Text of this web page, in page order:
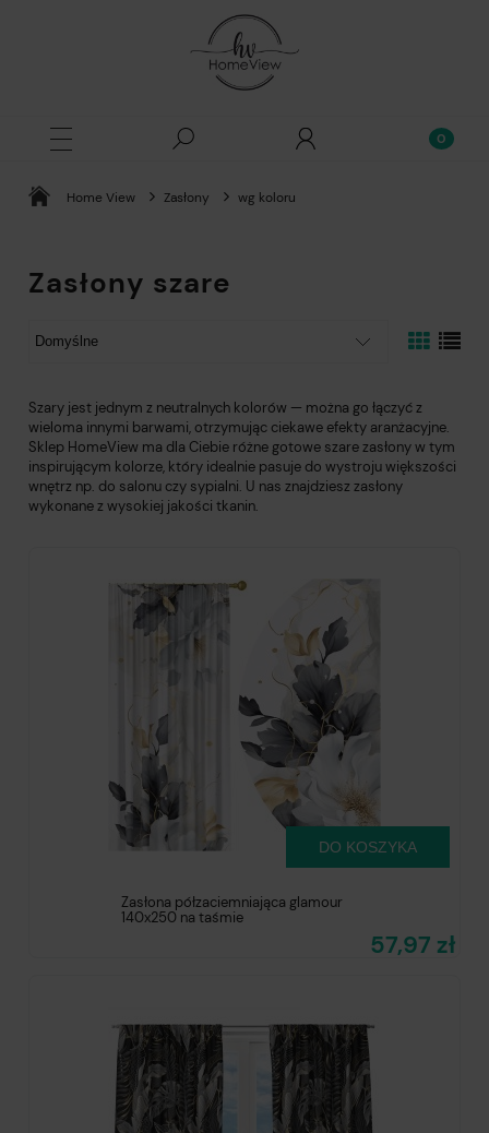
Home View Zasłony wg koloru
Zasłony szare
Szary jest jednym z neutralnych kolorów — można go łączyć z
wieloma innymi barwami, otrzymując ciekawe efekty aranżacyjne.
Sklep HomeView ma dla Ciebie różne gotowe szare zasłony w tym
inspirującym kolorze, który idealnie pasuje do wystroju większości
wnętrz np. do salonu czy sypialni. U nas znajdziesz zasłony
wykonane z wysokiej jakości tkanin.
Zasłona półzaciemniająca glamour
140x250 na taśmie
57,97 zł
DO KOSZYKA